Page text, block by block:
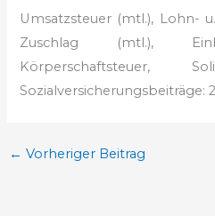
Umsatzsteuer (mtl.), Lohn-
Zuschlag (mtl.),
Körperschaftsteuer,
Sozialversicherungsbeiträge:
← Vorheriger Beitrag